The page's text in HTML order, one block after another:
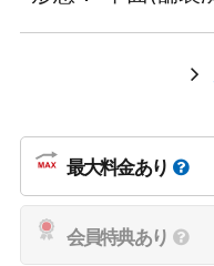
最大料金あり
会員特典あり